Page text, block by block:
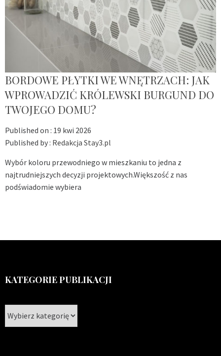
BORDOWE PŁYTKI WE WNĘTRZACH: JAK
WPROWADZIĆ KRÓLEWSKI BURGUND DO
TWOJEGO DOMU?
Published on : 19 kwi 2026
Published by : Redakcja Stay3.pl
Wybór koloru przewodniego w mieszkaniu to jedna z
najtrudniejszych decyzji projektowych.Większość z nas
podświadomie wybiera
KATEGORIE PUBLIKACJI
publikacji